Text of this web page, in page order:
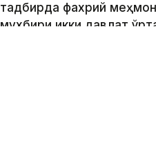
тадбирда фахрий
мухбири икки давлат